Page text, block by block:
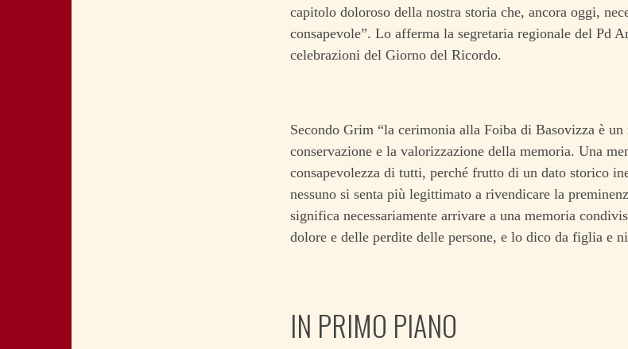
capitolo doloroso della nostra storia che, ancora oggi,
consapevole”. Lo afferma la segretaria regionale del Pd
celebrazioni del Giorno del Ricordo.
Secondo Grim “la cerimonia alla Foiba di Basovizza è
conservazione e la valorizzazione della memoria. Una
consapevolezza di tutti, perché frutto di un dato storico
nessuno si senta più legittimato a rivendicare la
significa necessariamente arrivare a una memoria
dolore e delle perdite delle persone, e lo dico da figlia e
IN PRIMO PIANO